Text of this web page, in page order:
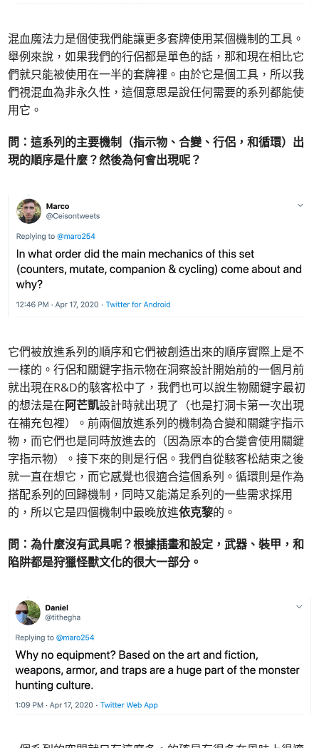
混血魔法力是個使我們能讓更多套牌使用某個機制的工具。
舉例來說，如果我們的行侶都是單色的話，那和現在相比它
們就只能被使用在一半的套牌裡。由於它是個工具，所以我
們視混血為非永久性，這個意思是說任何需要的系列都能使
用它。
問：這系列的主要機制（指示物、合變、行侶，和循環）出
現的順序是什麼？然後為何會出現呢？
它們被放進系列的順序和它們被創造出來的順序實際上是不
一樣的。行侶和關鍵字指示物在洞察設計開始前的一個月前
就出現在R&D的駭客松中了，我們也可以說生物關鍵字最初
的想法是在阿芒凱設計時就出現了（也是打洞卡第一次出現
在補充包裡）。前兩個放進系列的機制為合變和關鍵字指示
物，而它們也是同時放進去的（因為原本的合變會使用關鍵
字指示物）。接下來的則是行侶。我們自從駭客松結束之後
就一直在想它，而它感覺也很適合這個系列。循環則是作為
搭配系列的回歸機制，同時又能滿足系列的一些需求採用
的，所以它是四個機制中最晚放進依克黎的。
問：為什麼沒有武具呢？根據插畫和設定，武器、裝甲，和
陷阱都是狩獵怪獸文化的很大一部分。